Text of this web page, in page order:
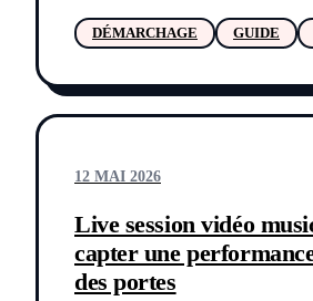
DÉMARCHAGE GUIDE
12 MAI 2026
Live session vidéo
capter une
des portes